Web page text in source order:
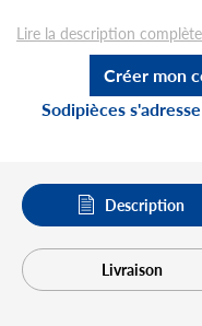
Lire la description complète
Créer mon
Sodipièces
Description
Livraison